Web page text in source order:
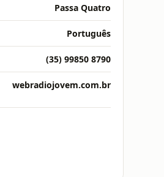
Passa Quatro
Português
(35) 99850 8790
webradiojovem.com.br